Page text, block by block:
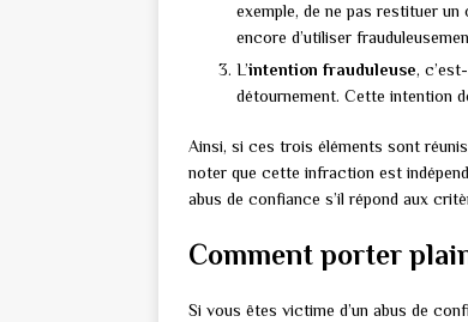
exemple, de ne pas restituer
encore d’utiliser
L’intention frauduleuse,
détournement. Cette intention
Ainsi, si ces trois éléments sont
noter que cette infraction est
abus de confiance s’il répond aux
Comment porter
Si vous êtes victime d’un abus de